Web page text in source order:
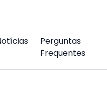
Perguntas
Frequentes